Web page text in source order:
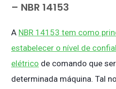
– NBR 14153
A NBR 14153 tem como
estabelecer o nível de
elétrico de comando que
determinada máquina. Tal